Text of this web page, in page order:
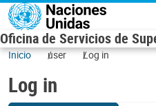
Skip to main content
Oficina de Servicios de
Inicio user Log in
Log in